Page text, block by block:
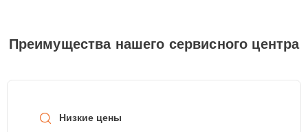
Преимущества нашего сервисного центра
Низкие цены